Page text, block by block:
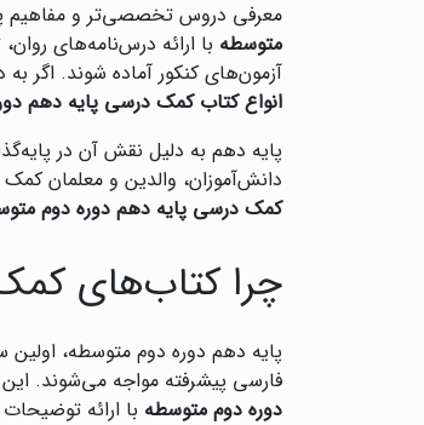
معرفی دروس تخصصی‌تر و مفاهیم
متوسطه با ارائه درس‌نامه‌های
آزمون‌های کنکور آماده شوند. اگر به
انواع کتاب کمک درسی پایه دهم
پایه دهم به دلیل نقش آن در
دانش‌آموزان، والدین و معلمان
کمک درسی پایه دهم دوره دوم
چرا کتاب‌های
پایه دهم دوره دوم متوسطه،
فارسی پیشرفته مواجه می‌شوند. این
دوره دوم متوسطه با ارائه